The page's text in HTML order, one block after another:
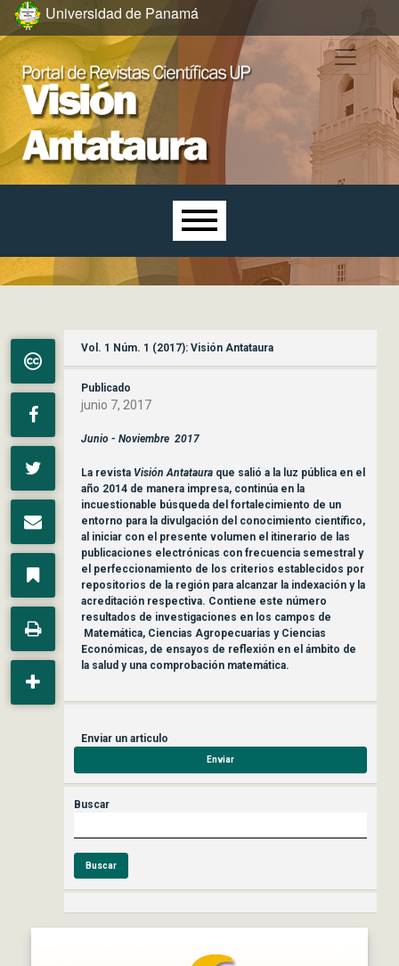
Ir al menú de navegación principal
Ir al contenido principal
Ir al pie de página del sitio
Universidad de Panamá
Menú principal
Vol. 1 Núm. 1 (2017): Visión Antataura
Publicado
junio 7, 2017
Junio - Noviembre 2017
La revista Visión Antataura que salió a la luz pública en el
año 2014 de manera impresa, continúa en la
incuestionable búsqueda del fortalecimiento de un
entorno para la divulgación del conocimiento científico,
al iniciar con el presente volumen el itinerario de las
publicaciones electrónicas con frecuencia semestral y
el perfeccionamiento de los criterios establecidos por
repositorios de la región para alcanzar la indexación y la
acreditación respectiva. Contiene este número
resultados de investigaciones en los campos de
Matemática, Ciencias Agropecuarias y Ciencias
Económicas, de ensayos de reflexión en el ámbito de
la salud y una comprobación matemática.
Enviar un articulo
Enviar
Buscar
Buscar